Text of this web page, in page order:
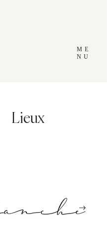
ME
NU
Lieux